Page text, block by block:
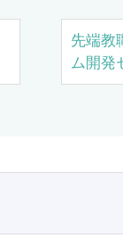
先端教
ム開発